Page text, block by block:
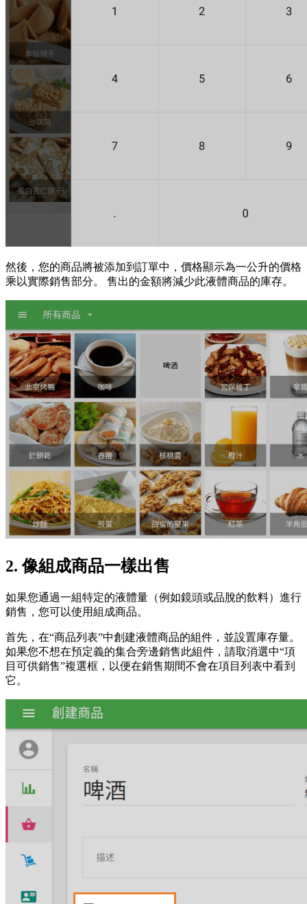
然後，您的商品將被添加到訂單中，價格顯示為一公升的價格
乘以實際銷售部分。 售出的金額將減少此液體商品的庫存。
2. 像組成商品一樣出售
如果您通過一組特定的液體量（例如鏡頭或品脫的飲料）進行
銷售，您可以使用組成商品。
首先，在“商品列表”中創建液體商品的組件，並設置庫存量。
如果您不想在預定義的集合旁邊銷售此組件，請取消選中“項
目可供銷售”複選框，以便在銷售期間不會在項目列表中看到
它。